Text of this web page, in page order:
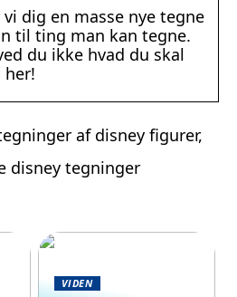
dig en masse nye tegne
til ting man kan tegne.
du ikke hvad du skal
af disney figurer,
disney tegninger
VIDEN